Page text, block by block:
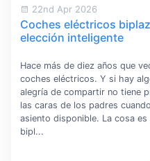
22nd Apr 2026
Coches eléctricos
elección inteligente
Hace más de diez años que
coches eléctricos. Y si hay
alegría de compartir no tiene
las caras de los padres
asiento disponible. La cosa
bipl...